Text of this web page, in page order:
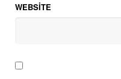
WEBSITE